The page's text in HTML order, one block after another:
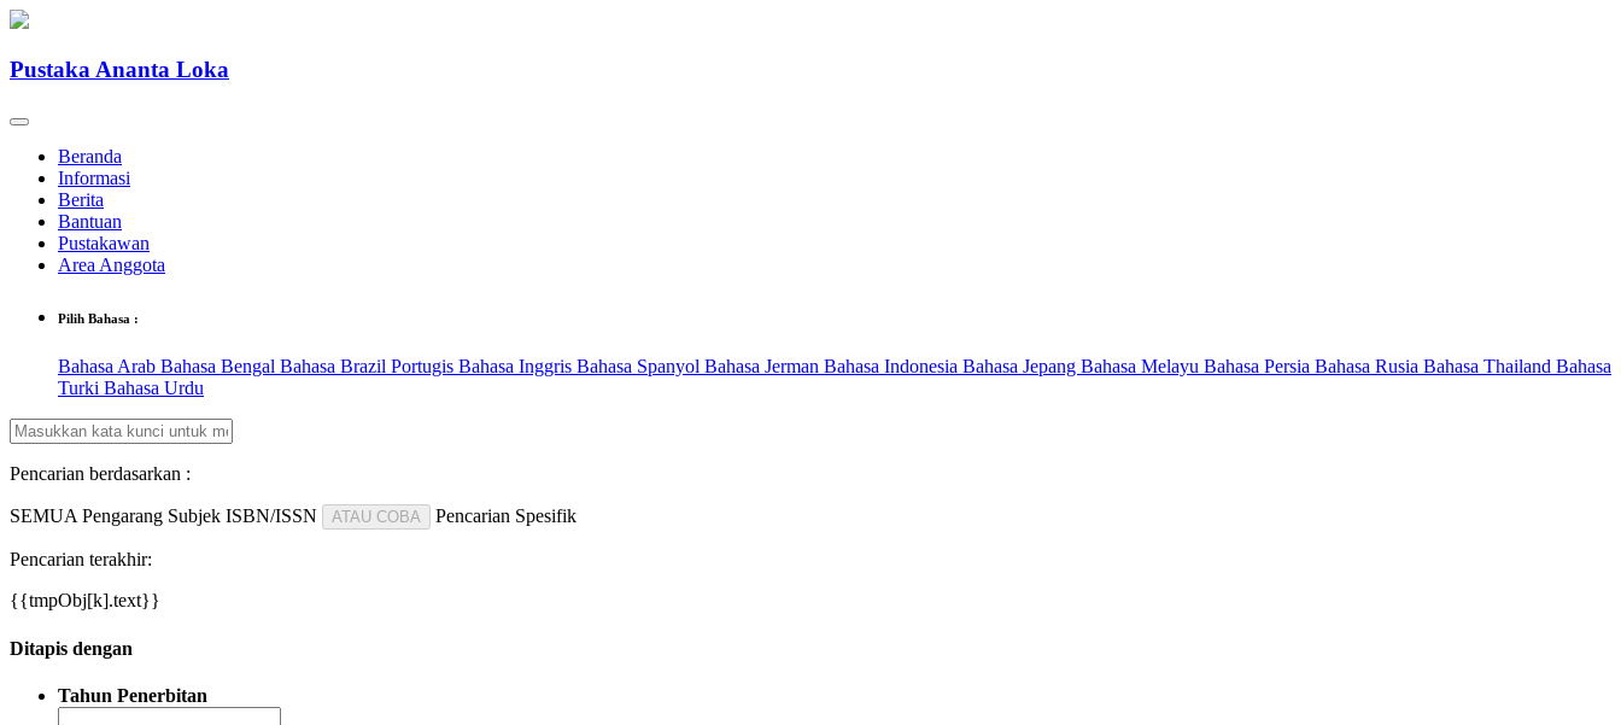
Pustaka Ananta Loka
Beranda
Informasi
Berita
Bantuan
Pustakawan
Area Anggota
Pilih Bahasa :
Bahasa Arab Bahasa Bengal Bahasa Brazil Portugis Bahasa Inggris Bahasa Spanyol Bahasa Jerman Bahasa Indonesia Bahasa Jepang Bahasa Melayu Bahasa Persia Bahasa Rusia Bahasa Thailand Bahasa
Turki Bahasa Urdu
Pencarian berdasarkan :
SEMUA Pengarang Subjek ISBN/ISSN ATAU COBA Pencarian Spesifik
Pencarian terakhir:
{{tmpObj[k].text}}
Ditapis dengan
Tahun Penerbitan